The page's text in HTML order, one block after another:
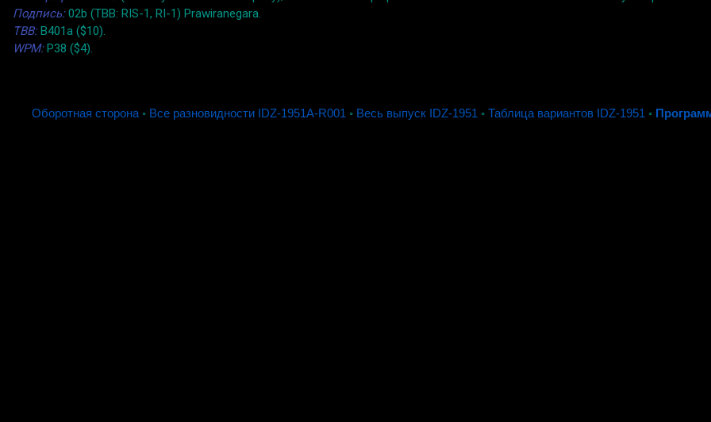
Подпись:02b (TBB: RIS-1, RI-1) Prawiranegara.
TBB:B401a ($10).
WPM:P38 ($4).
Оборотная сторона◦ Все разновидности IDZ-1951A-R001 ◦ Весь выпуск IDZ-1951 ◦ Таблица вариантов IDZ-1951 ◦